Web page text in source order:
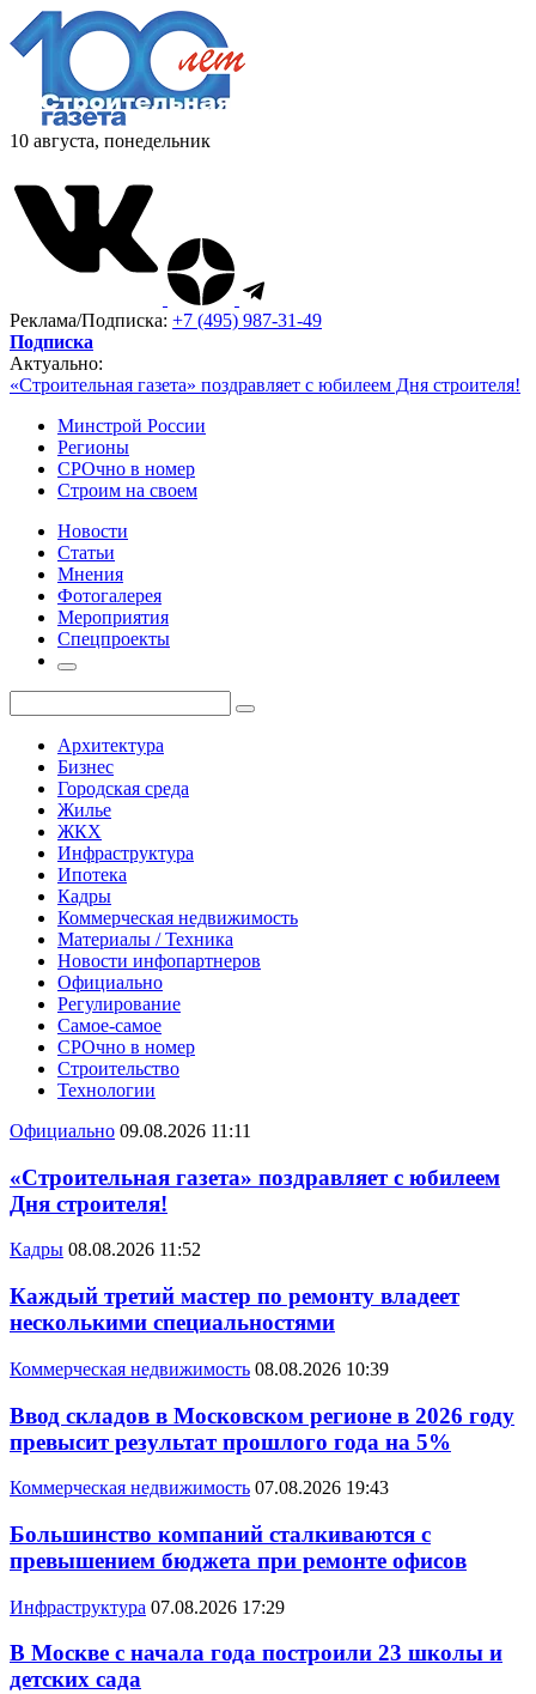
10 августа, понедельник
Реклама/Подписка: +7 (495) 987-31-49
Подписка
Актуально:
«Строительная газета» поздравляет с юбилеем Дня строителя!
Минстрой России
Регионы
СРОчно в номер
Строим на своем
Новости
Статьи
Мнения
Фотогалерея
Мероприятия
Спецпроекты
Архитектура
Бизнес
Городская среда
Жилье
ЖКХ
Инфраструктура
Ипотека
Кадры
Коммерческая недвижимость
Материалы / Техника
Новости инфопартнеров
Официально
Регулирование
Самое-самое
СРОчно в номер
Строительство
Технологии
Официально 09.08.2026 11:11
«Строительная газета» поздравляет с юбилеем
Дня строителя!
Кадры 08.08.2026 11:52
Каждый третий мастер по ремонту владеет
несколькими специальностями
Коммерческая недвижимость 08.08.2026 10:39
Ввод складов в Московском регионе в 2026 году
превысит результат прошлого года на 5%
Коммерческая недвижимость 07.08.2026 19:43
Большинство компаний сталкиваются с
превышением бюджета при ремонте офисов
Инфраструктура 07.08.2026 17:29
В Москве с начала года построили 23 школы и
детских сада